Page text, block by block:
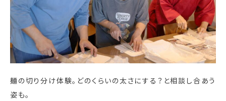
麺の切り分け体験。どのくらいの太さにする？と相談し合あう
姿も。